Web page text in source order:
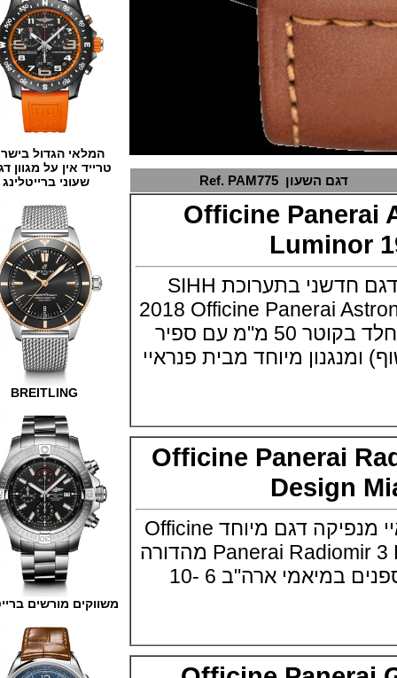
דגם השעוןRef. PAM775
Officine
חברת פנראיי מציגה דגם חדשני בתערוכת SIHH
2018 Officine Panerai
השעון בנוי פלדת אל חלד בקוטר 50 מ"מ עם ספיר
מיוחד מבית פנראיי
Officine Panerai
חברת השעונים פנראיי מנפיקה דגם מיוחד Officine
Panerai Radiomir 3 Days Design Miami מהדורה
לרגל מפגש פורום אספנים במיאמי ארה"ב 6 -10
המלאי הגדול בישראל
טרייד אין על מגוון דגמים
שעוני ברייטלינג
BREITLING
משווקים מורשים ברייטלינג